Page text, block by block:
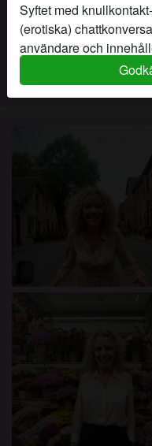
Syftet med
(erotiska)
användare och
möten är inte möjliga
användare finns också
Lägg till